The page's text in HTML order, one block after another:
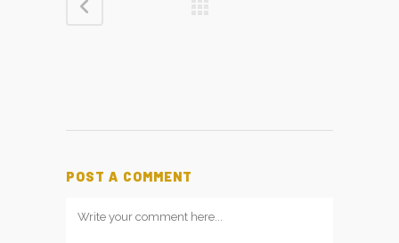
POST A COMMENT